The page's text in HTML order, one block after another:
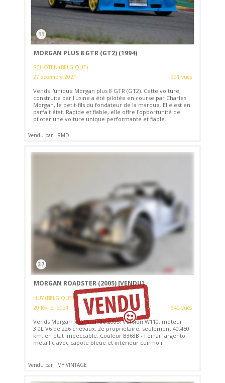
11
MORGAN PLUS 8 GTR (GT2) (1994)
SCHOTEN (BELGIQUE)
27 décembre 2021
991 vues
Vends l'unique Morgan plus 8 GTR (GT2). Cette voiture,
construite par l'usine a été pilotée en course par Charles
Morgan, le petit-fils du fondateur de la marque. Elle est en
parfait état. Rapide et fiable, elle offre l'opportunité de
piloter une voiture unique performante et fiable.
Vendu par : RMD
37
MORGAN ROADSTER (2005)[VENDU]
HUY (BELGIQUE)
20 février 2021
640 vues
Vends Morgan Roadster de 2005. Version W110, moteur
3.0L V6 de 226 chevaux. 2e propriétaire, seulement 40.450
km, en état impeccable. Couleur B368B - Ferrari argento
metallic avec capote bleue et intérieur cuir noir.
Vendu par : MY VINTAGE